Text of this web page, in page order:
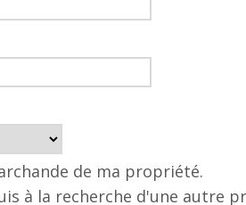
de ma propriété.
à la recherche d'une autre